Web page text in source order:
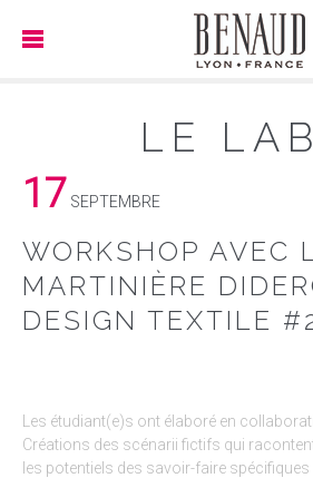
LE
17 SEPTEMBRE
WORKSHOP AVEC
MARTINIÈRE
DESIGN TEXTILE
Les étudiant(e)s ont élaboré en
Créations des scénarii fictifs qui
les potentiels des savoir-faire spécifiques